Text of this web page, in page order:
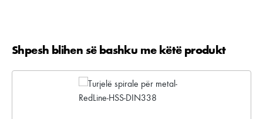
Kalo galerinë e produktit
Shpesh blihen së bashku me këtë produkt